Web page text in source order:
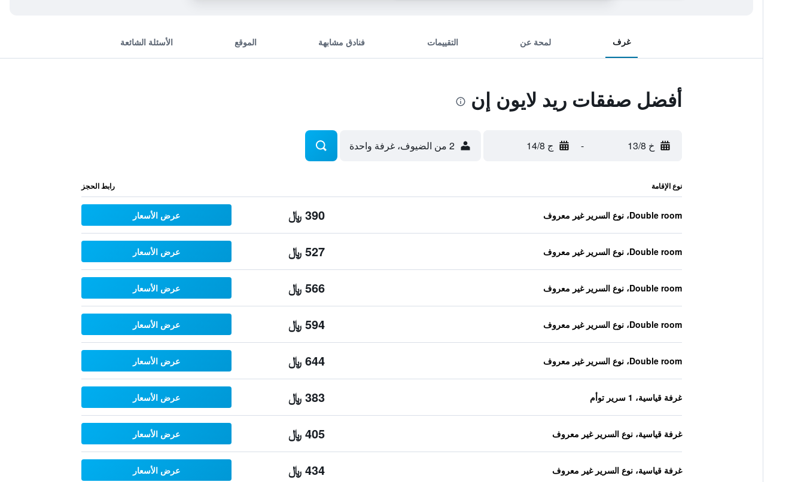
غرف لمحة عن التقييمات فنادق مشابهة الموقع الأسئلة الشائعة
أفضل صفقات ريد لايون إن
خ 13/8 - ج 14/8 2 من الضيوف، غرفة واحدة
نوع الإقامة رابط الحجز
Double room، نوع السرير غير معروف 390 ﷼ عرض الأسعار
Double room، نوع السرير غير معروف 527 ﷼ عرض الأسعار
Double room، نوع السرير غير معروف 566 ﷼ عرض الأسعار
Double room، نوع السرير غير معروف 594 ﷼ عرض الأسعار
Double room، نوع السرير غير معروف 644 ﷼ عرض الأسعار
غرفة قياسية، 1 سرير توأم 383 ﷼ عرض الأسعار
غرفة قياسية، نوع السرير غير معروف 405 ﷼ عرض الأسعار
غرفة قياسية، نوع السرير غير معروف 434 ﷼ عرض الأسعار